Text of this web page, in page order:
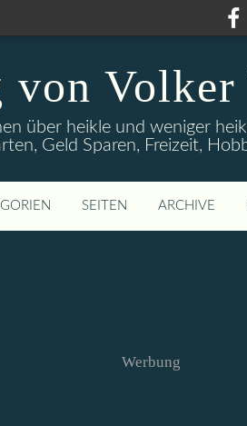
von
über heikle und weniger
Geld Sparen, Freizeit,
SEITEN ARCHIVE
Werbung